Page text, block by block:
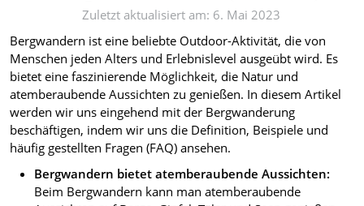
Zuletzt aktualisiert am: 6. Mai 2023
Bergwandern ist eine beliebte Outdoor-Aktivität, die von
Menschen jeden Alters und Erlebnislevel ausgeübt wird. Es
bietet eine faszinierende Möglichkeit, die Natur und
atemberaubende Aussichten zu genießen. In diesem Artikel
werden wir uns eingehend mit der Bergwanderung
beschäftigen, indem wir uns die Definition, Beispiele und
häufig gestellten Fragen (FAQ) ansehen.
Bergwandern bietet atemberaubende Aussichten:
Beim Bergwandern kann man atemberaubende